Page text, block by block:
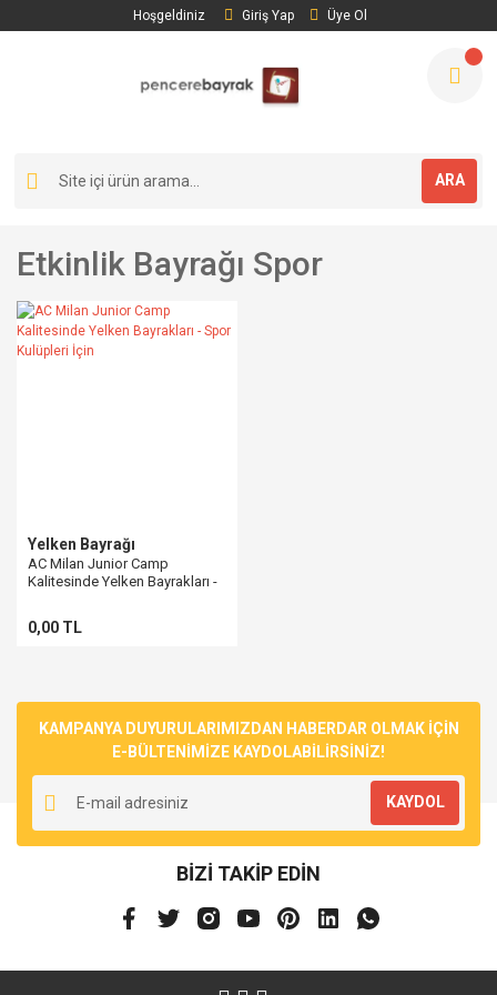
Hoşgeldiniz Giriş Yap Üye Ol
ARA
Etkinlik Bayrağı Spor
Yelken Bayrağı
AC Milan Junior Camp
Kalitesinde Yelken Bayrakları -
0,00 TL
KAMPANYA DUYURULARIMIZDAN HABERDAR OLMAK İÇİN
E-BÜLTENİMİZE KAYDOLABİLİRSİNİZ!
KAYDOL
BİZİ TAKİP EDİN